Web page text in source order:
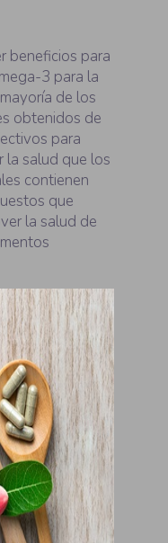
beneficios para
3 para la
de los
obtenidos de
para
la salud que los
contienen
que
la salud de